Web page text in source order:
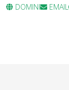
DOMINI
EMAIL